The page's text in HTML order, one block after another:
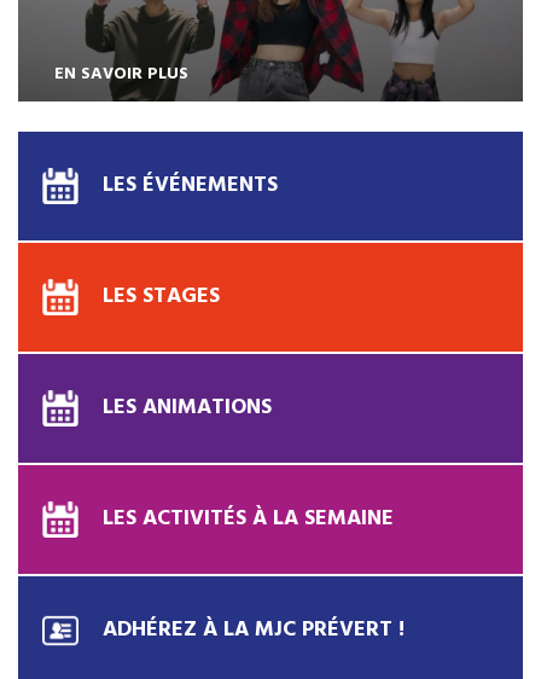
EN SAVOIR PLUS
LES ÉVÉNEMENTS
LES STAGES
LES ANIMATIONS
LES ACTIVITÉS À LA SEMAINE
ADHÉREZ À LA MJC PRÉVERT !